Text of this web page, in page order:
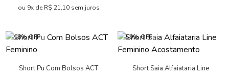
ou 9x de R$ 21,10 sem juros
-18% OFF
Short Pu Com Bolsos ACT
-59% OFF
Short Saia Alfaiataria Line